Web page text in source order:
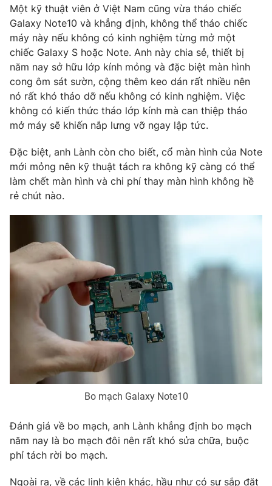
Theo dõi báo trên
Cơ quan chủ quản:Đài Truyền hình Việt Nam
Cơ quan báo chí:Thời báo VTV
Giấy phép hoạt động báo in và báo điện tử số 483/GP-BTTTT
Tổng Biên tập:Vũ Thanh Thủy
Phó Tổng Biên tập: Nguyễn Thị Mỹ Hạnh, Phạm Quốc Thắng,
Nguyễn Trọng Ninh
Tổng đài VTV:
Liên hệ quảng cáo:
® Cấm sao chép dưới mọi hình thức nếu không có sự chấp
thuận bằng văn bản. Ghi rõ nguồn VTV.vn khi phát hành lại
thông tin từ website này.
Một kỹ thuật viên ở Việt Nam cũng vừa tháo chiếc
Galaxy Note10 và khẳng định, không thể tháo chiếc
máy này nếu không có kinh nghiệm từng mở một
chiếc Galaxy S hoặc Note. Anh này chia sẻ, thiết bị
năm nay sở hữu lớp kính mỏng và đặc biệt màn hình
cong ôm sát sườn, cộng thêm keo dán rất nhiều nên
nó rất khó tháo dỡ nếu không có kinh nghiệm. Việc
không có kiến thức tháo lớp kính mà can thiệp tháo
mở máy sẽ khiến nắp lưng vỡ ngay lập tức.
Đặc biệt, anh Lành còn cho biết, cổ màn hình của Note
mới mỏng nên kỹ thuật tách ra không kỹ càng có thể
làm chết màn hình và chi phí thay màn hình không hề
rẻ chút nào.
Bo mạch Galaxy Note10
Đánh giá về bo mạch, anh Lành khẳng định bo mạch
năm nay là bo mạch đôi nên rất khó sửa chữa, buộc
phỉ tách rời bo mạch.
Ngoài ra, về các linh kiện khác, hầu như có sự sắp đặt